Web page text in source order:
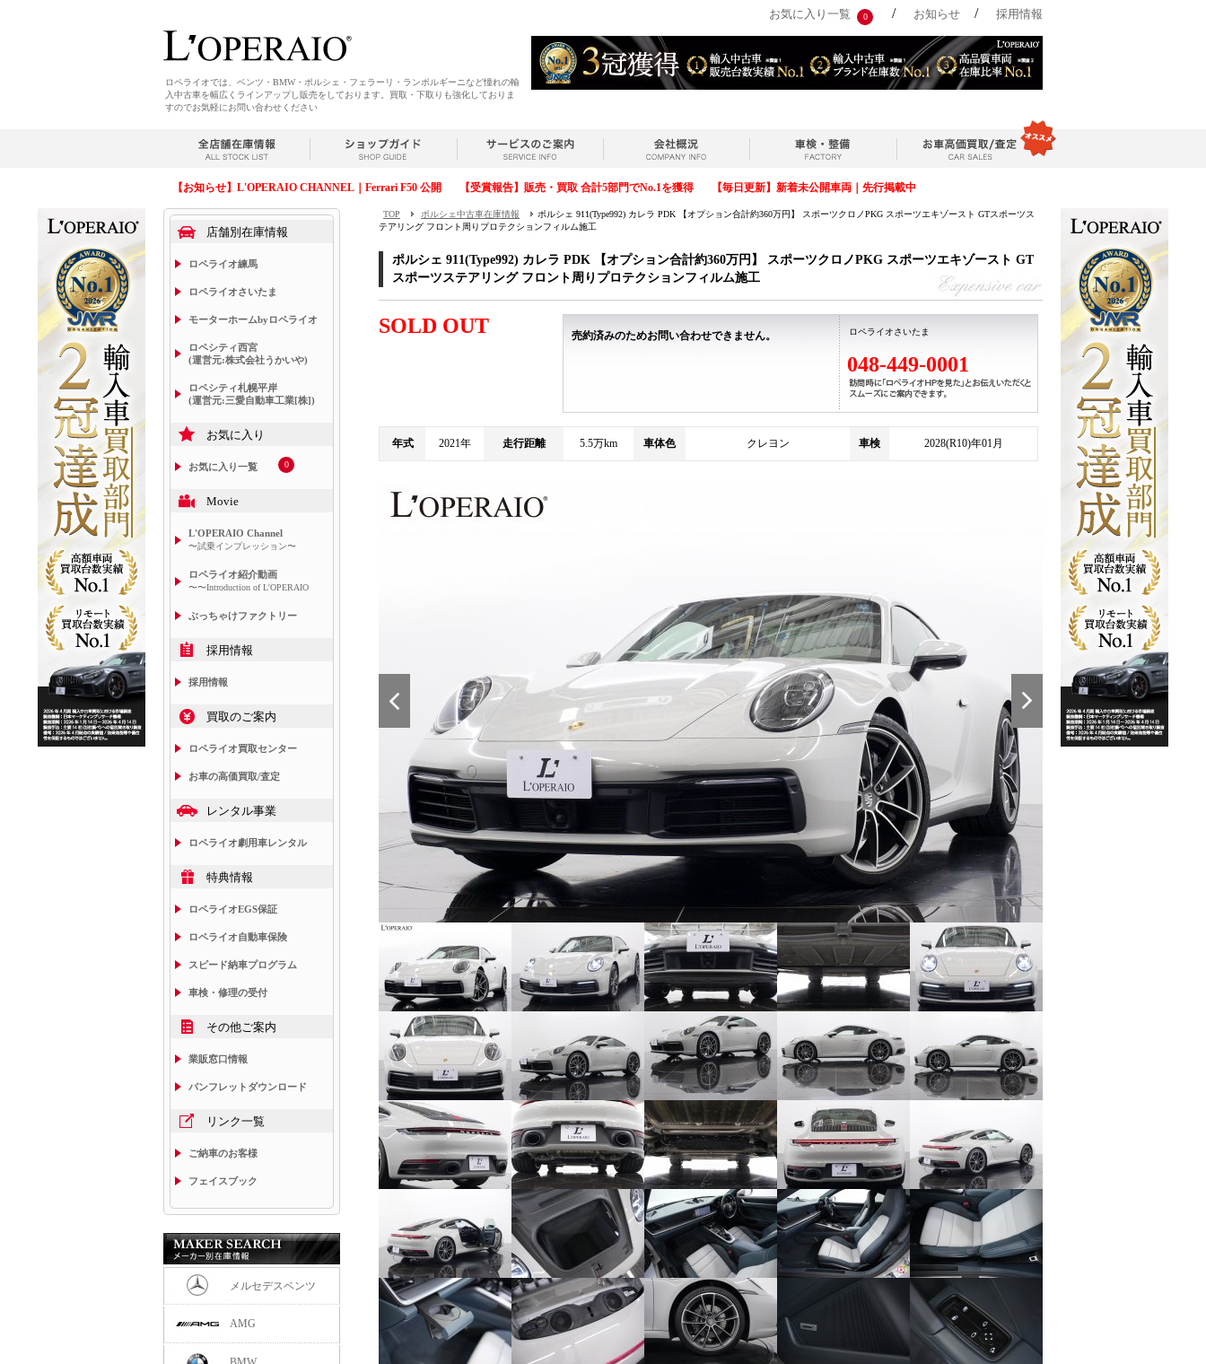
お気に入り一覧 0 / お知らせ / 採用情報
ロペライオでは、ベンツ・BMW・ポルシェ・フェラーリ・ランボルギーニなど憧れの輸
入中古車を幅広くラインアップし販売をしております。買取・下取りも強化しておりま
すのでお気軽にお問い合わせください
【お知らせ】L'OPERAIO CHANNEL｜Ferrari F50 公開 【受賞報告】販売・買取 合計5部門でNo.1を獲得 【毎日更新】新着未公開車両｜先行掲載中
TOP ポルシェ中古車在庫情報
ポルシェ 911(Type992) カレラ PDK 【オプション合計約360万円】 スポーツクロノPKG スポーツエキゾースト GTスポーツス
テアリング フロント周りプロテクションフィルム施工
ポルシェ 911(Type992) カレラ PDK 【オプション合計約360万円】 スポーツクロノPKG スポーツエキゾースト GT
スポーツステアリング フロント周りプロテクションフィルム施工
SOLD OUT 売約済みのためお問い合わせできません。 ロペライオさいたま
048-449-0001
年式 2021年 走行距離 5.5万km 車体色 クレヨン 車検 2028(R10)年01月
店舗別在庫情報
ロペライオ練馬
ロペライオさいたま
モーターホームbyロペライオ
ロペシティ西宮
(運営元:株式会社うかいや)
ロペシティ札幌平岸
(運営元:三愛自動車工業[株])
お気に入り
お気に入り一覧 0
Movie
L'OPERAIO Channel
〜試乗インプレッション〜
ロペライオ紹介動画
〜〜Introduction of L'OPERAIO
ぶっちゃけファクトリー
採用情報
採用情報
買取のご案内
ロペライオ買取センター
お車の高価買取/査定
レンタル事業
ロペライオ劇用車レンタル
特典情報
ロペライオEGS保証
ロペライオ自動車保険
スピード納車プログラム
車検・修理の受付
その他ご案内
業販窓口情報
パンフレットダウンロード
リンク一覧
ご納車のお客様
フェイスブック
メルセデスベンツ
AMG